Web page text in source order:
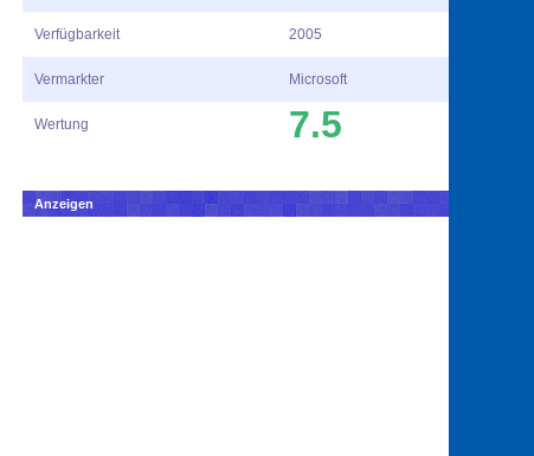
Verfügbarkeit 2005
Vermarkter Microsoft
Wertung 7.5
Anzeigen